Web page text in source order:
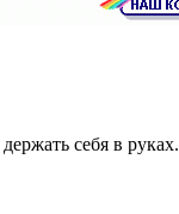
себя в руках.